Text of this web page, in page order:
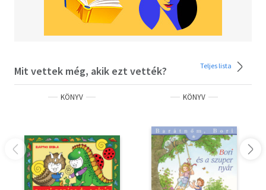
Mit vettek még, akik ezt vették? Teljes lista
KÖNYV KÖNYV